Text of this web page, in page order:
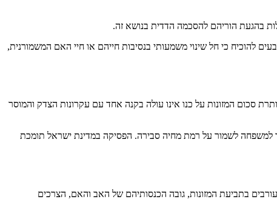
בהגעת הוריהם להסכמה הדדית בנושא זה.
להוכיח כי חל שינוי משמעותי בנסיבות חייהם או חיי האם המשמורנית,
סכום המזונות על כנו אינו עולה בקנה אחד עם עקרונות הצדק והמוסר
למשפחה לשמור על רמת מחיה סבירה. הפסיקה במדינת ישראל תומכת
בתביעת המזונות, גובה הכנסותיהם של האב והאם, הצרכים